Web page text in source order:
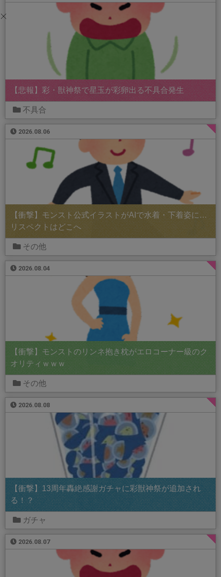
【悲報】彩・獣神祭で星玉が彩卵出る不具合発生
不具合
2026.08.06
【衝撃】モンスト公式イラストがAIで水着・下着姿に…
リスペクトはどこへ
その他
2026.08.04
【衝撃】モンストのリンネ抱き枕がエロコーナー級のク
オリティｗｗｗ
その他
2026.08.08
【衝撃】13周年轟絶感謝ガチャに彩獣神祭が追加され
る！？
ガチャ
2026.08.07